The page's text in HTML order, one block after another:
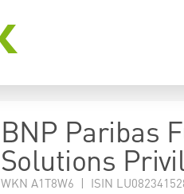
BNP Paribas
Solutions
WKN A1T8W6 | ISIN